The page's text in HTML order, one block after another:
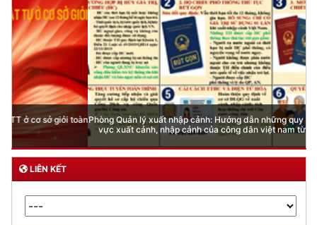
Phòng Quản lý xuất nhập cảnh: Hướng dẫn những quy định mới trong lĩnh
vực xuất cảnh, nhập cảnh của công dân việt nam từ ngày 01/7/2026
LIÊN KẾT